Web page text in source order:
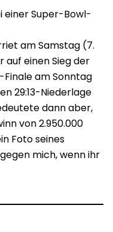
einer Super-Bowl-
am Samstag (7.
auf einen Sieg der
Finale am Sonntag
29:13-Niederlage
dann aber,
von 2.950.000
Foto seines
mich, wenn ihr